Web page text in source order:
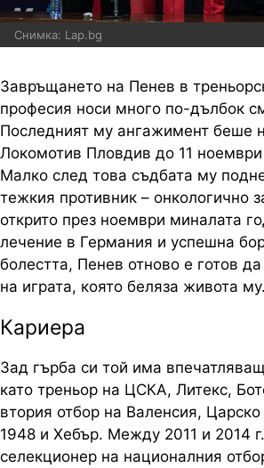
Снимка: Lap.bg
Завръщането на Пенев в
професия носи много по-дълбок
Последният му ангажимент беше
Локомотив Пловдив до 11 ноември
Малко след това съдбата му
тежкия противник – онкологично
открито през ноември миналата
лечение в Германия и успешна
болестта, Пенев отново е готов
на играта, която беляза живота му.
Кариера
Зад гърба си той има
като треньор на ЦСКА, Литекс,
втория отбор на Валенсия,
1948 и Хебър. Между 2011 и 2014
селекционер на националния